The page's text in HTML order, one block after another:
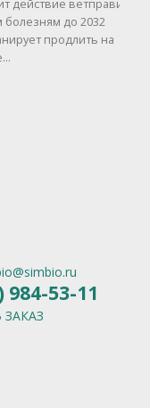
ветправил
до 2032
продлить на
984-53-11